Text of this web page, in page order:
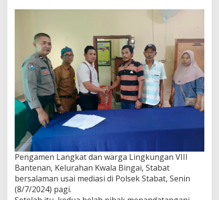
Pengamen Langkat dan warga Lingkungan VIII
Bantenan, Kelurahan Kwala Bingai, Stabat
bersalaman usai mediasi di Polsek Stabat, Senin
(8/7/2024) pagi.